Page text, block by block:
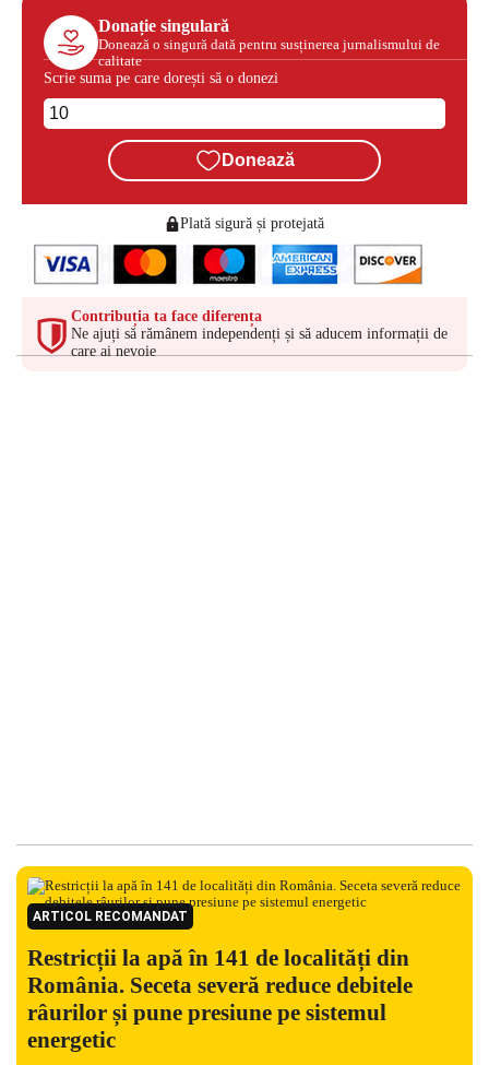
Donație singulară
Donează o singură dată pentru susținerea jurnalismului de
calitate
Scrie suma pe care dorești să o donezi
Donează
Plată sigură și protejată
Contribuția ta face diferența
Ne ajuți să rămânem independenți și să aducem informații de
care ai nevoie
ARTICOL RECOMANDAT
Restricții la apă în 141 de localități din
România. Seceta severă reduce debitele
râurilor și pune presiune pe sistemul
energetic